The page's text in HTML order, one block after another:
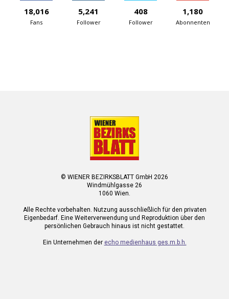
18,016
Fans
5,241
Follower
408
Follower
1,180
Abonnenten
© WIENER BEZIRKSBLATT GmbH 2026
Windmühlgasse 26
1060 Wien.
Alle Rechte vorbehalten. Nutzung ausschließlich für den privaten
Eigenbedarf. Eine Weiterverwendung und Reproduktion über den
persönlichen Gebrauch hinaus ist nicht gestattet.
Ein Unternehmen der echo medienhaus ges.m.b.h.